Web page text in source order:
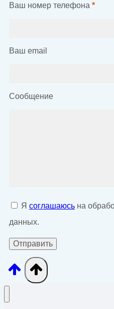
Ваш номер телефона *
Ваш email
Сообщение
Я соглашаюсь на
данных.